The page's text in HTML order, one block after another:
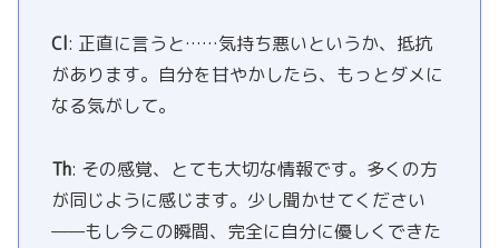
Cl: 正直に言うと……気持ち悪いというか、抵抗
があります。自分を甘やかしたら、もっとダメに
なる気がして。
Th: その感覚、とても大切な情報です。多くの方
が同じように感じます。少し聞かせてください
——もし今この瞬間、完全に自分に優しくできた